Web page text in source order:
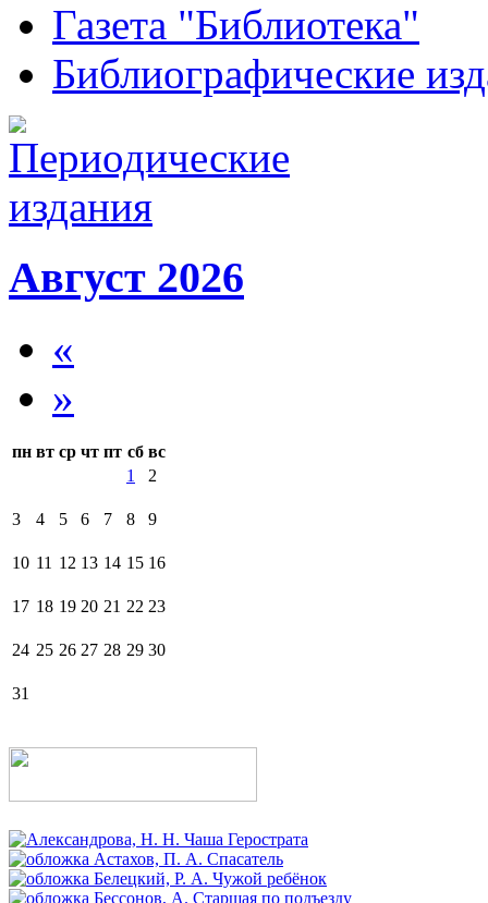
Газета "Библиотека"
Библиографические
Август 2026
«
»
пн вт ср чт пт сб вс
1
2
3 4 5 6 7 8 9
10 11 12 13 14 15 16
17 18 19 20 21 22 23
24 25 26 27 28 29 30
31